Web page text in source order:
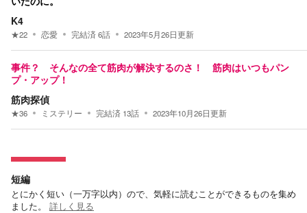
K4
★22 恋愛 完結済6話 2023年5月26日更新
事件？ そんなの全て筋肉が解決するのさ！ 筋肉はいつもパン
プ・アップ！
筋肉探偵
★36 ミステリー 完結済 13話 2023年10月26日更新
短編
とにかく短い（一万字以内）ので、気軽に読むことができるものを集め
ました。
詳しく見る